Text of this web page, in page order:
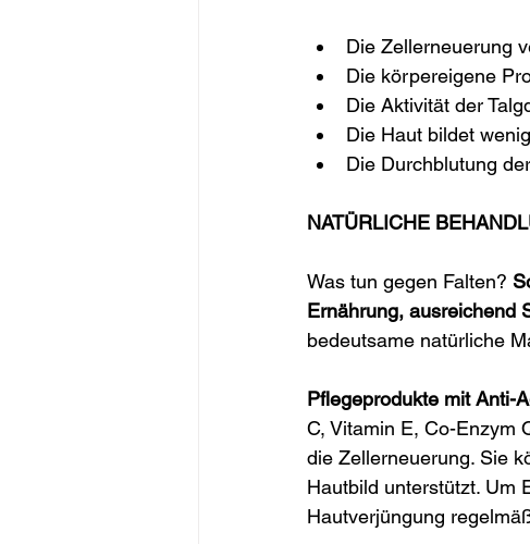
Die Zellerneuerung
Die körpereigene
Die Aktivität der
Die Haut bildet
Die Durchblutung
NATÜRLICHE
Was tun gegen Falten?
Ernährung, ausreichend
bedeutsame natürliche
Pflegeprodukte mit Anti-
C, Vitamin E, Co-Enzym
die Zellerneuerung. Sie
Hautbild unterstützt. Um
Hautverjüngung